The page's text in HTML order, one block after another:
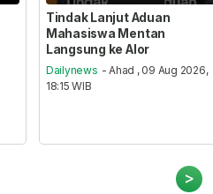
Tindak Lanjut Aduan
Mahasiswa Mentan
Langsung ke Alor
Dailynews - Ahad , 09 Aug 2026,
18:15 WIB
>